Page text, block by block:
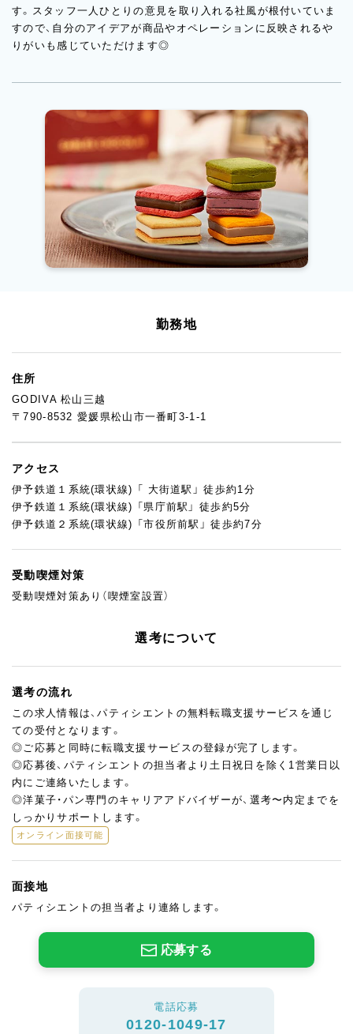
す。スタッフ一人ひとりの意見を取り入れる社風が根付いていま
すので、自分のアイデアが商品やオペレーションに反映されるや
りがいも感じていただけます◎
勤務地
住所
GODIVA 松山三越
〒790-8532 愛媛県松山市一番町3-1-1
アクセス
伊予鉄道１系統(環状線) 「 大街道駅」 徒歩約1分
伊予鉄道１系統(環状線) 「県庁前駅」 徒歩約5分
伊予鉄道２系統(環状線) 「市役所前駅」 徒歩約7分
受動喫煙対策
受動喫煙対策あり（喫煙室設置）
選考について
選考の流れ
この求人情報は、パティシエントの無料転職支援サービスを通じ
ての受付となります。
◎ご応募と同時に転職支援サービスの登録が完了します。
◎応募後、パティシエントの担当者より土日祝日を除く1営業日以
内にご連絡いたします。
◎洋菓子・パン専門のキャリアアドバイザーが、選考〜内定までを
しっかりサポートします。
オンライン面接可能
面接地
パティシエントの担当者より連絡します。
応募する
電話応募
0120-1049-17